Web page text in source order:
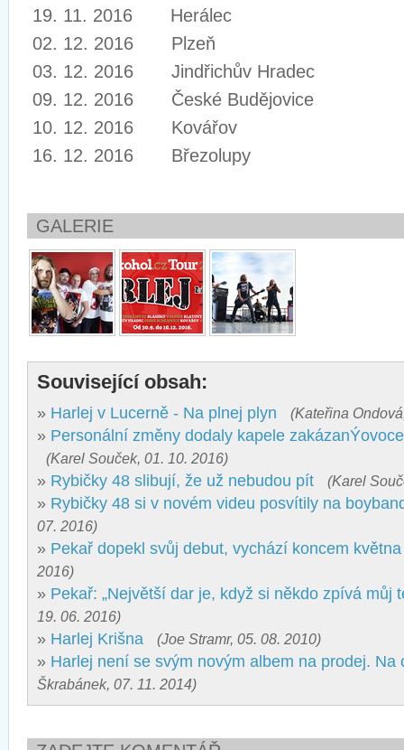
19. 11. 2016 Herálec
02. 12. 2016 Plzeň
03. 12. 2016 Jindřichův Hradec
09. 12. 2016 České Budějovice
10. 12. 2016 Kovářov
16. 12. 2016 Březolupy
GALERIE
Související obsah:
» Harlej v Lucerně - Na plnej plyn (Kateřina
» Personální změny dodaly kapele
(Karel Souček, 01. 10. 2016)
» Rybičky 48 slibují, že už nebudou pít (Karel
» Rybičky 48 si v novém videu posvítily na
07. 2016)
» Pekař dopekl svůj debut, vychází koncem května
2016)
» Pekař: „Největší dar je, když si někdo zpívá můj
19. 06. 2016)
» Harlej Krišna (Joe Stramr, 05. 08. 2010)
» Harlej není se svým novým albem na prodej. Na
Škrabánek, 07. 11. 2014)